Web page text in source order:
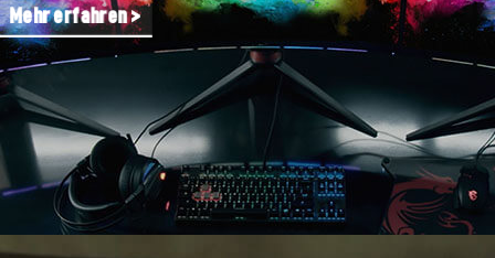
Mehr erfahren >